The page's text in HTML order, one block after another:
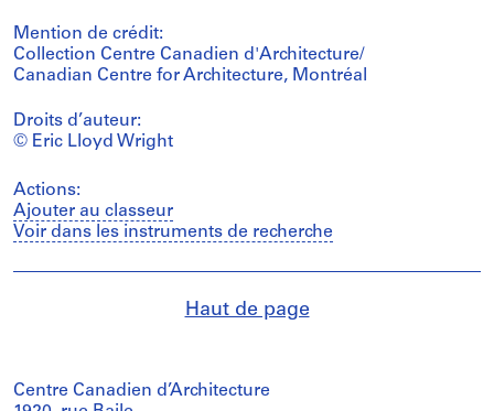
Mention de crédit:
Collection Centre Canadien d'Architecture/
Canadian Centre for Architecture, Montréal
Droits d’auteur:
© Eric Lloyd Wright
Actions:
Ajouter au classeur
Voir dans les instruments de recherche
Haut de page
Centre Canadien d’Architecture